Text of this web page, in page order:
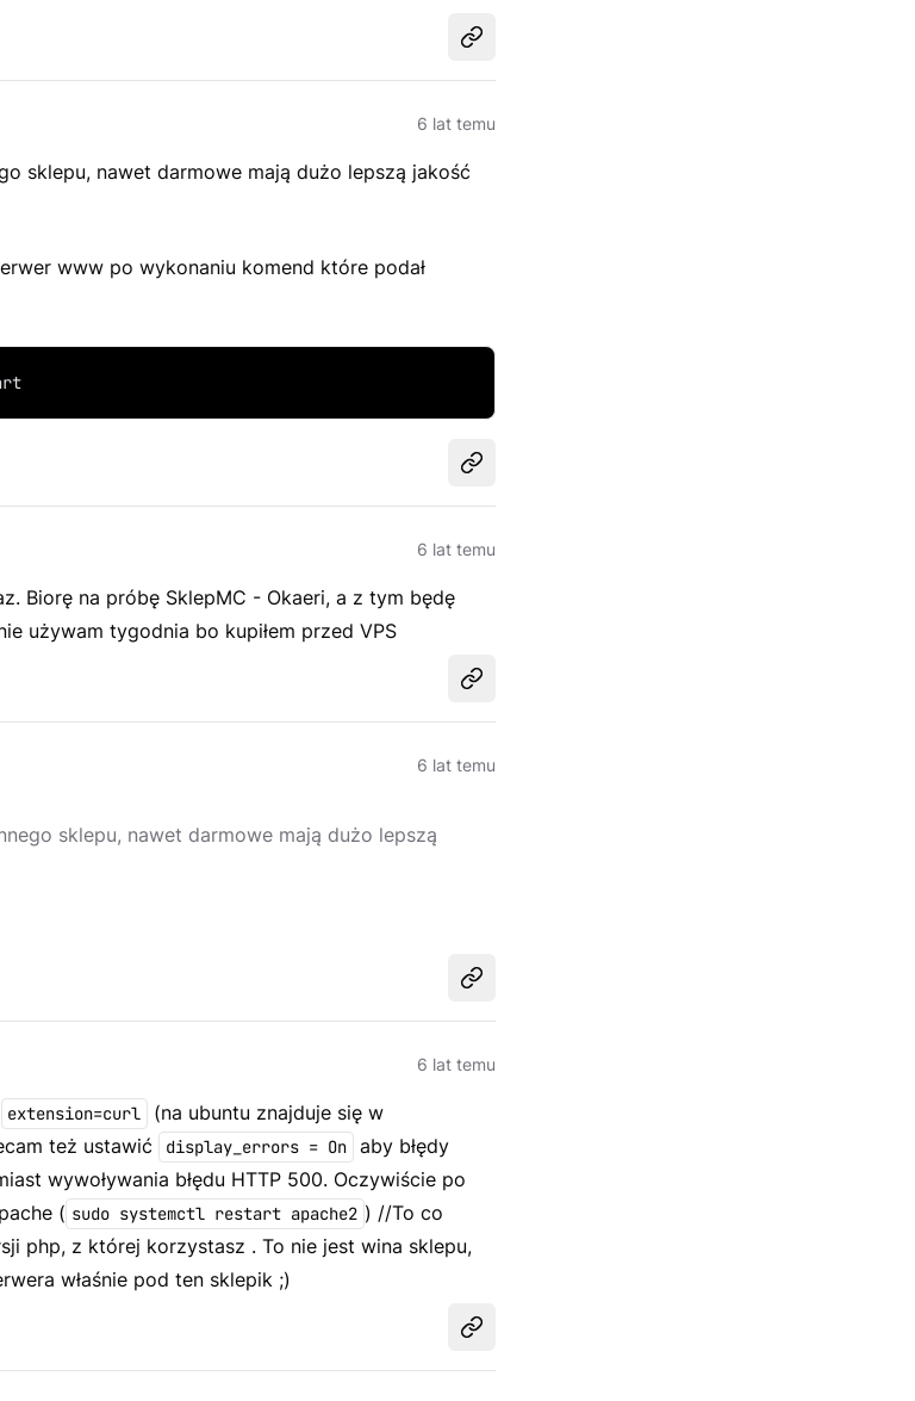
Udostępnij
6 lat temu
sklepu, nawet darmowe mają dużo lepszą jakość
www po wykonaniu komend które podał
Udostępnij
6 lat temu
Biorę na próbę SklepMC - Okaeri, a z tym będę
używam tygodnia bo kupiłem przed VPS
Udostępnij
6 lat temu
sklepu, nawet darmowe mają dużo lepszą
Udostępnij
6 lat temu
extension=curl (na ubuntu znajduje się w
też ustawić display_errors = On
aby błędy
wywoływania błędu HTTP 500. Oczywiście po
( sudo systemctl restart apache2 ) //To co
php, z której korzystasz . To nie jest wina sklepu,
właśnie pod ten sklepik ;)
Udostępnij